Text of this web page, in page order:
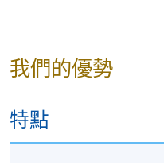
我們的優勢
特點